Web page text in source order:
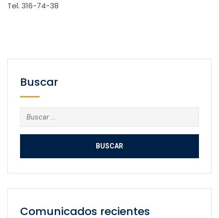
Tel. 316-74-38
Buscar
Buscar:
Comunicados recientes